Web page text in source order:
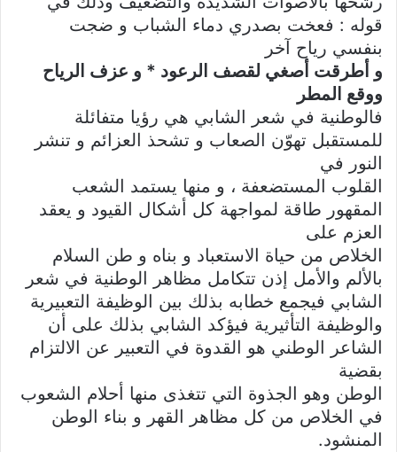
قوله : فعخت بصدري دماء الشباب و ضجت
بنفسي رياح آخر
و أطرقت أصغي لقصف الرعود * و عزف الرياح
ووقع المطر
فالوطنية في شعر الشابي هي رؤيا متفائلة
للمستقبل تهوّن الصعاب و تشحذ العزائم و تنشر
النور في
القلوب المستضعفة ، و منها يستمد الشعب
المقهور طاقة لمواجهة كل أشكال القيود و يعقد
العزم على
الخلاص من حياة الاستعباد و بناه و طن السلام
بالألم والأمل إذن تتكامل مظاهر الوطنية في شعر
الشابي فيجمع خطابه بذلك بين الوظيفة التعبيرية
والوظيفة التأثيرية فيؤكد الشابي بذلك على أن
الشاعر الوطني هو القدوة في التعبير عن الالتزام
بقضية
الوطن وهو الجذوة التي تتغذى منها أحلام الشعوب
في الخلاص من كل مظاهر القهر و بناء الوطن
المنشود.